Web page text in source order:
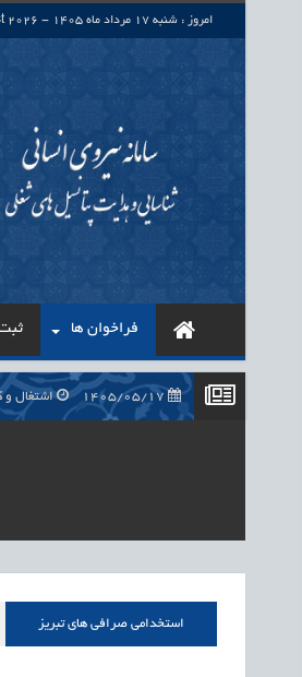
امروز : شنبه 17 مرداد ماه 1405 - Saturday 8 August 2026
فراخوان ها ثبت
اشتغال و
1405/05/17 اشتغال و
استخدامی صرافی های تبریز